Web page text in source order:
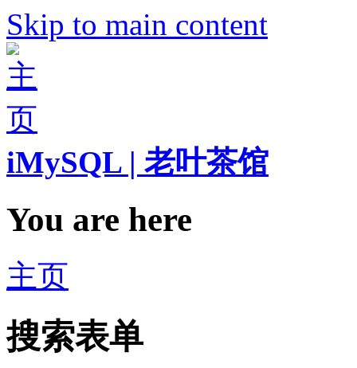
Skip to main content
iMySQL | 老叶茶馆
You are here
主页
搜索表单